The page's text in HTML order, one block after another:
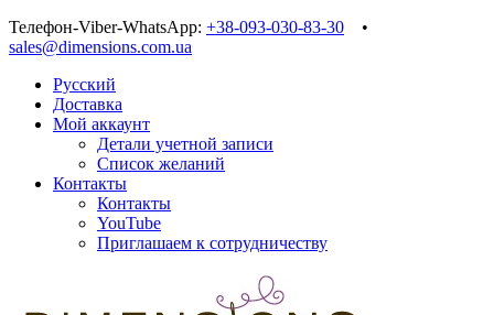
Телефон-Viber-WhatsApp: +38-093-030-83-30 •
sales@dimensions.com.ua
Русский
Доставка
Мой аккаунт
Детали учетной записи
Список желаний
Контакты
Контакты
YouTube
Приглашаем к сотрудничеству